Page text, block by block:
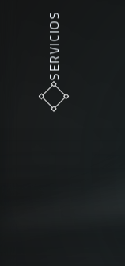
SERVICIOS